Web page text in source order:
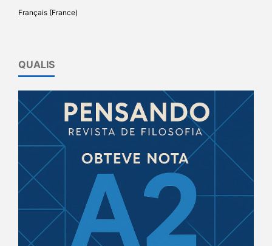
Français (France)
QUALIS